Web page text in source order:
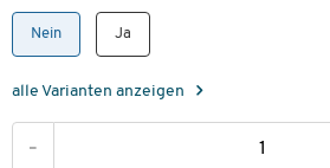
Nein Ja
alle Varianten anzeigen
-